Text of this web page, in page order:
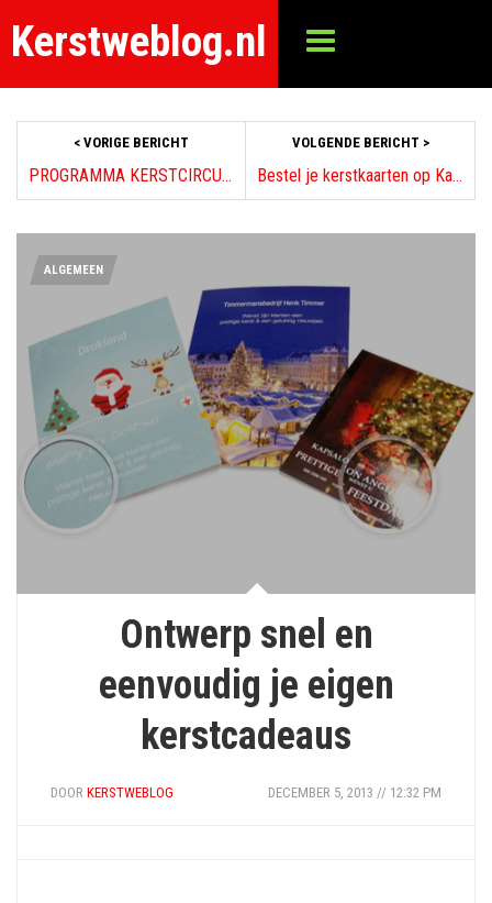
Kerstweblog.nl
< VORIGE BERICHT
PROGRAMMA KERSTCIRCUS AHOY COMPLEET!
VOLGENDE BERICHT >
Bestel je kerstkaarten op KaartWereld.nl
ALGEMEEN
Ontwerp snel en
eenvoudig je eigen
kerstcadeaus
DOOR KERSTWEBLOG DECEMBER 5, 2013 // 12:32 PM